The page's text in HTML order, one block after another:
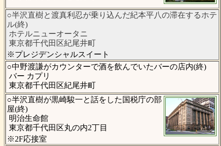
○半沢直樹と渡真利忍が乗り込んだ紀本平八の滞在するホテ
ル(終)
ホテルニューオータニ
東京都千代田区紀尾井町
※プレジデンシャルスイート
○中野渡謙がカウンターで酒を飲んでいたバーの店内(終)
バー カプリ
東京都千代田区紀尾井町
○半沢直樹が黒崎駿一と話をした国税庁の部
屋(終)
明治生命館
東京都千代田区丸の内2丁目
※2F応接室